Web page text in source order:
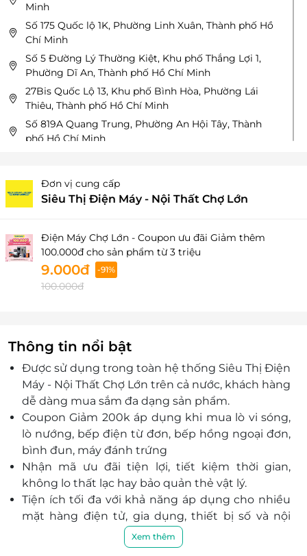
Minh
Số 175 Quốc lộ 1K, Phường Linh Xuân, Thành phố Hồ
Chí Minh
Số 5 Đường Lý Thường Kiệt, Khu phố Thắng Lợi 1,
Phường Dĩ An, Thành phố Hồ Chí Minh
27Bis Quốc Lộ 13, Khu phố Bình Hòa, Phường Lái
Thiêu, Thành phố Hồ Chí Minh
Số 819A Quang Trung, Phường An Hội Tây, Thành
phố Hồ Chí Minh
322-324 Tân Kỳ Tân Quý, Phường Tân Sơn Nhì, Thành
Phố Hồ Chí Minh
Cà Mau
Số 267 Quốc lộ 13, Tổ 18, Khu phố 2, Phường Bến Cát,
Thành phố Hồ Chí Minh
606-608-610-612 Lê Văn Khương, Khu phố 7, Phường
Tầng Trệt, Lầu 1, Cao Ốc Lương Định Của, Phường
Bình Trưng, Thành phố Hồ Chí Minh
685 Phan Văn Trị, Phường Hạnh Thông, Thành phố
Hồ Chí Minh
246 Đường Mười Ba Tháng Ba, Khu phố 4B, Xã Dầu
Tiếng, Thành phố Hồ Chí Minh
Tầng hầm B1, Tòa nhà Gigamall, 240-242 Phạm Văn
Đồng, Phường Hiệp Bình, Thành phố Hồ Chí Minh
520 Huỳnh Tấn Phát, Phường Tân Thuận, Thành phố
Hồ Chí Minh
Tòa nhà H2 - 196 Hoàng Diệu, Phường Khánh Hội,
Thành phố Hồ Chí Minh
Lô G, Chung Cư Hùng Vương, Phường Chợ Lớn,
Đơn vị cung cấp
Siêu Thị Điện Máy - Nội Thất Chợ Lớn
Điện Máy Chợ Lớn - Coupon ưu đãi Giảm thêm
100.000đ cho sản phẩm từ 3 triệu
9.000đ -91%
100.000đ
Thông tin nổi bật
Được sử dụng trong toàn hệ thống Siêu Thị Điện
Máy - Nội Thất Chợ Lớn trên cả nước, khách hàng
dễ dàng mua sắm đa dạng sản phẩm.
Coupon Giảm 200k áp dụng khi mua lò vi sóng,
lò nướng, bếp điện từ đơn, bếp hồng ngoại đơn,
bình đun, máy đánh trứng
Nhận mã ưu đãi tiện lợi, tiết kiệm thời gian,
không lo thất lạc hay bảo quản thẻ vật lý.
Tiện ích tối đa với khả năng áp dụng cho nhiều
mặt hàng điện tử, gia dụng, thiết bị số và nội
Cơ hội tiết kiệm lên đến 200.000 VND khi sở hữu
Xem thêm